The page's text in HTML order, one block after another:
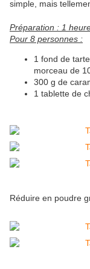
simple, mais
Préparation : 1
Pour 8 personnes :
1 fond de
morceau de
300 g de
1 tablette de
Réduire en poudre